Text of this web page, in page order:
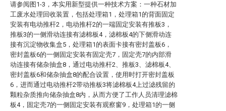
请参阅图1-3，本实用新型提供一种技术方案：一种石材加
工废水处理回收装置，包括处理箱1，处理箱1的背面固定
安装有电动推杆2，电动推杆2的一端固定安装有推板3，
推板3的一侧滑动连接有滤棉板4，滤棉板4的下侧滑动连
接有沉淀物收集盒5，处理箱1的表面卡接有密封盖板6，
密封盖板6的一侧固定安装有固定壳7，固定壳7的内部滑
动连接有储杂抽盒8，通过电动推杆2、推板3、滤棉板4、
密封盖板6和储杂抽盒8的配合设置，使用时打开密封盖板
6，进而通过电动推杆2带动推板3将滤棉板4上过滤残留的
颗粒杂质推向储杂抽盒8内，从而方便了工作人员清理滤棉
板4，固定壳7的一侧固定安装有观察窗9，处理箱1的一侧